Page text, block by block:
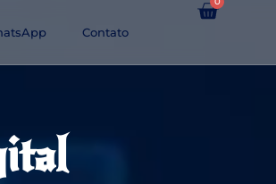
Contato